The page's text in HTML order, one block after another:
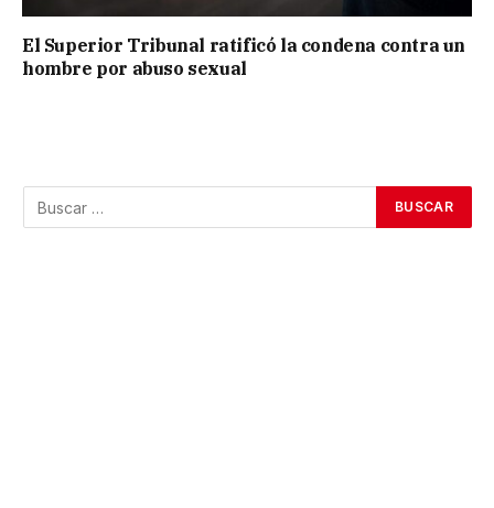
El Superior Tribunal ratificó la condena contra un
hombre por abuso sexual